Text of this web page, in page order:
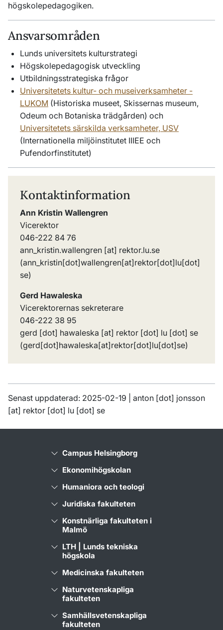
högskolepedagogiken.
Ansvarsområden
Lunds universitets kulturstrategi
Högskolepedagogisk utveckling
Utbildningsstrategiska frågor
Universitetets kultur- och museiverksamheter -
LUKOM (Historiska museet, Skissernas museum,
Odeum och Botaniska trädgården) och
Universitetets särskilda verksamheter, USV
(Internationella miljöinstitutet IIIEE och
Pufendorfinstitutet)
Kontaktinformation
Ann Kristin Wallengren
Vicerektor
046-222 84 76
ann_kristin.wallengren [at] rektor.lu.se
(ann_kristin[dot]wallengren[at]rektor[dot]lu[dot]
se)
Gerd Hawaleska
Vicerektorernas sekreterare
046-222 38 95
gerd [dot] hawaleska [at] rektor [dot] lu [dot] se
(gerd[dot]hawaleska[at]rektor[dot]lu[dot]se)
Senast uppdaterad: 2025-02-19 | anton [dot] jonsson
[at] rektor [dot] lu [dot] se
Campus Helsingborg
Ekonomihögskolan
Humaniora och teologi
Juridiska fakulteten
Konstnärliga fakulteten i
Malmö
LTH | Lunds tekniska
högskola
Medicinska fakulteten
Naturvetenskapliga
fakulteten
Samhällsvetenskapliga
fakulteten